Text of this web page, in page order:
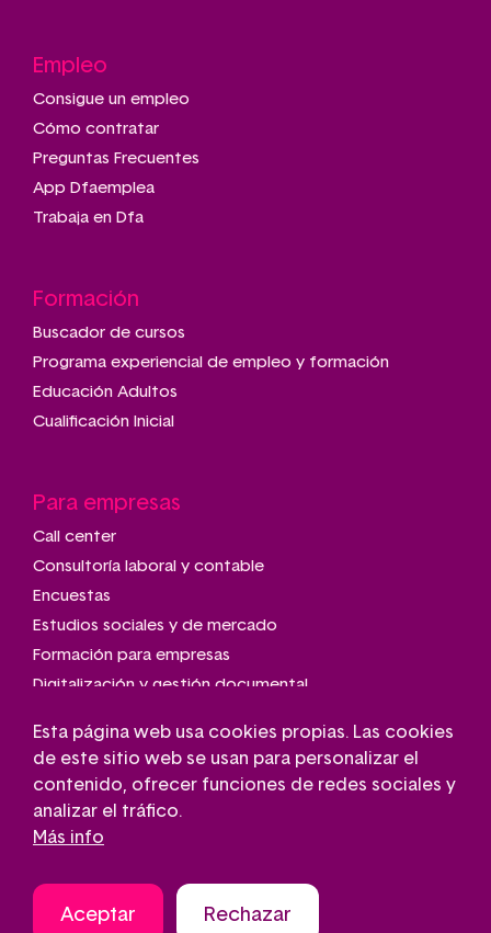
Empleo
Consigue un empleo
Cómo contratar
Preguntas Frecuentes
App Dfaemplea
Trabaja en Dfa
Formación
Buscador de cursos
Programa experiencial de empleo y formación
Educación Adultos
Cualificación Inicial
Para empresas
Call center
Consultoría laboral y contable
Encuestas
Estudios sociales y de mercado
Formación para empresas
Digitalización y gestión documental
Transporte adaptado
Gestión de parkings
Conserjería
Aviso legal Contacto Política de cookies
Esta página web usa cookies propias. Las cookies
de este sitio web se usan para personalizar el
contenido, ofrecer funciones de redes sociales y
analizar el tráfico.
Más info
Aceptar Rechazar